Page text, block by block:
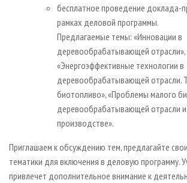
бесплатное проведение доклада-
рамках деловой программы.
Предлагаемые темы: «Инновации в
деревообрабатывающей отрасли»,
«Энергоэффективные технологии в
деревообрабатывающей отрасли.
биотопливо», «Проблемы малого
деревообрабатывающей отрасли
производстве».
Приглашаем к обсуждению тем, предлагайте
тематики для включения в деловую программу.
привлечет дополнительное внимание к